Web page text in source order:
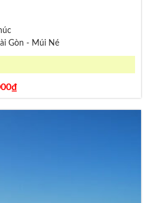
Gòn - Múi Né
₫Giá
hiện
tại
là: